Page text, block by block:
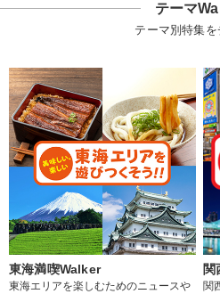
テーマ
テーマ別特集を
東海満喫Walker
東海エリアを楽しむためのニュースや
関
関